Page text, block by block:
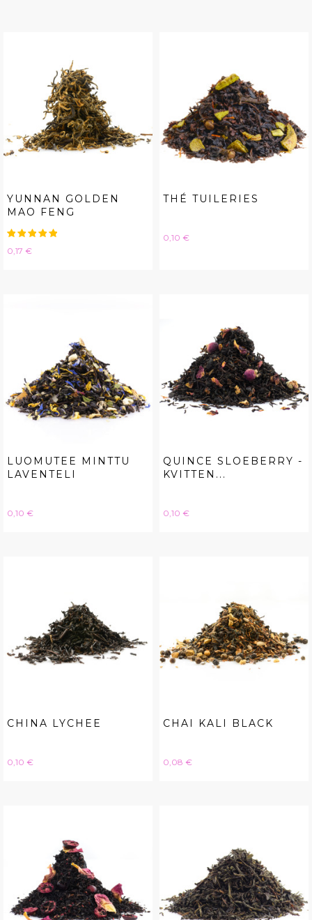
YUNNAN GOLDEN
MAO FENG
Hinta
0,17 €
THÉ TUILERIES
Hinta
0,10 €
LUOMUTEE MINTTU
LAVENTELI
Hinta
0,10 €
QUINCE SLOEBERRY -
KVITTEN...
Hinta
0,10 €
CHINA LYCHEE
Hinta
0,10 €
CHAI KALI BLACK
Hinta
0,08 €